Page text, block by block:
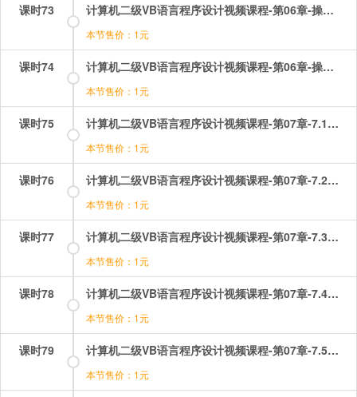
课时73 计算机二级VB语言程序设计视频课程-第06章-操作：组合框及其基本操作.mp4
本节售价：1元
课时74 计算机二级VB语言程序设计视频课程-第06章-操作：计时器的属性及事件.mp4
本节售价：1元
课时75 计算机二级VB语言程序设计视频课程-第07章-7.1选择控制结构.mp4
本节售价：1元
课时76 计算机二级VB语言程序设计视频课程-第07章-7.2多分支控制结构.mp4
本节售价：1元
课时77 计算机二级VB语言程序设计视频课程-第07章-7.3For循环控制结构.mp4
本节售价：1元
课时78 计算机二级VB语言程序设计视频课程-第07章-7.4当循环控制结构.mp4
本节售价：1元
课时79 计算机二级VB语言程序设计视频课程-第07章-7.5Do循环控制结构.mp4
本节售价：1元